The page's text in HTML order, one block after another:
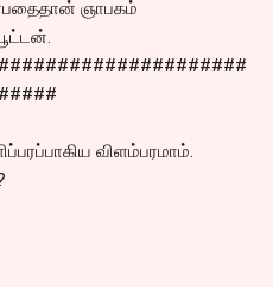
ஞாபகம்
விளம்பரமாம்.